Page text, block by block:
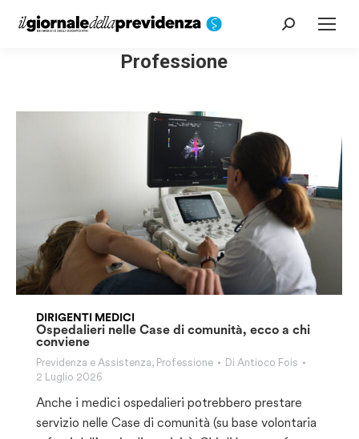
Cerca:
Professione
DIRIGENTI MEDICI
Ospedalieri nelle Case di comunità, ecco a chi
conviene
Previdenza e Assistenza, Professione Di Antioco Fois
2 Luglio 2026
Anche i medici ospedalieri potrebbero prestare
servizio nelle Case di comunità (su base volontaria